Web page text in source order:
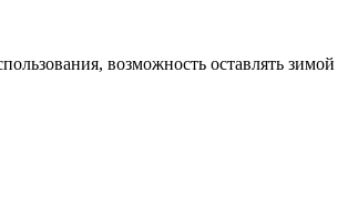
возможность оставлять зимой